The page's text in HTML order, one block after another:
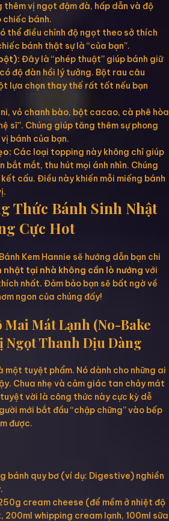
thêm vị ngọt đậm đà, hấp dẫn và độ
chiếc bánh.
thể điều chỉnh độ ngọt theo sở thích
bánh thật sự là “của bạn”.
Đây là “phép thuật” giúp bánh giữ
độ đàn hồi lý tưởng. Bột rau câu
lựa chọn thay thế rất tốt nếu bạn
vỏ chanh bào, bột cacao, cà phê hòa
sĩ”. Chúng giúp tăng thêm sự phong
bánh của bạn.
Các loại topping này không chỉ giúp
bắt mắt, thu hút mọi ánh nhìn. Chúng
cấu. Điều này khiến mỗi miếng bánh
Thức Bánh Sinh Nhật
Cực Hot
Kem Hannie sẽ hướng dẫn bạn chi
nhật tại nhà không cần lò nướng với
nhất. Đảm bảo bạn sẽ bất ngờ về
ngon của chúng đấy!
Mai Mát Lạnh (No-Bake
Ngọt Thanh Dịu Dàng
một tuyệt phẩm. Nó dành cho những ai
Chua nhẹ và cảm giác tan chảy mát
vời là công thức này cực kỳ dễ
mới bắt đầu “chập chững” vào bếp
được.
bánh quy bơ (ví dụ: Digestive) nghiền
cream cheese (để mềm ở nhiệt độ
200ml whipping cream lạnh, 100ml sữa